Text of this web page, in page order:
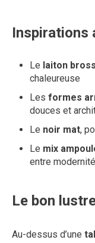
Inspirations
Le laiton
chaleureuse
Les formes
douces et
Le noir mat,
Le mix
entre
Le bon
Au-dessus d’une